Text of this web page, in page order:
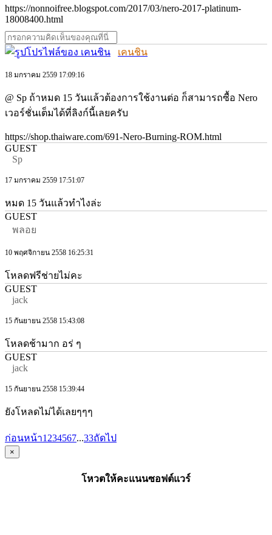
https://nonnoifree.blogspot.com/2017/03/nero-2017-platinum-
18008400.html
เคนชิน
18 มกราคม 2559 17:09:16
@ Sp ถ้าหมด 15 วันแล้วต้องการใช้งานต่อ ก็สามารถซื้อ Nero
เวอร์ชั่นเต็มได้ที่ลิงก์นี้เลยครับ
https://shop.thaiware.com/691-Nero-Burning-ROM.html
GUEST
Sp
17 มกราคม 2559 17:51:07
หมด 15 วันแล้วทำไงล่ะ
GUEST
พลอย
10 พฤศจิกายน 2558 16:25:31
โหลดฟรีช่ายไม่คะ
GUEST
jack
15 กันยายน 2558 15:43:08
โหลดช้ามาก อร่ ๆ
GUEST
jack
15 กันยายน 2558 15:39:44
ยังโหลดไม่ได้เลยๆๆๆ
ก่อนหน้า1 234567...33ถัดไป
×
โหวตให้คะแนนซอฟต์แวร์